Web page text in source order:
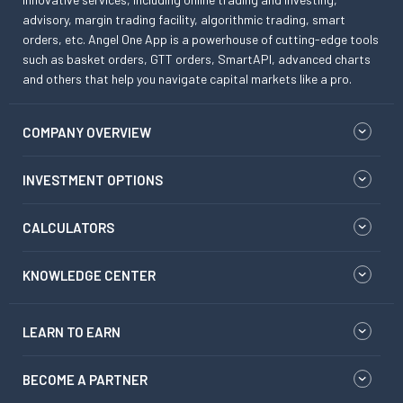
advisory, margin trading facility, algorithmic trading, smart
orders, etc. Angel One App is a powerhouse of cutting-edge tools
such as basket orders, GTT orders, SmartAPI, advanced charts
and others that help you navigate capital markets like a pro.
COMPANY OVERVIEW
INVESTMENT OPTIONS
CALCULATORS
KNOWLEDGE CENTER
LEARN TO EARN
BECOME A PARTNER